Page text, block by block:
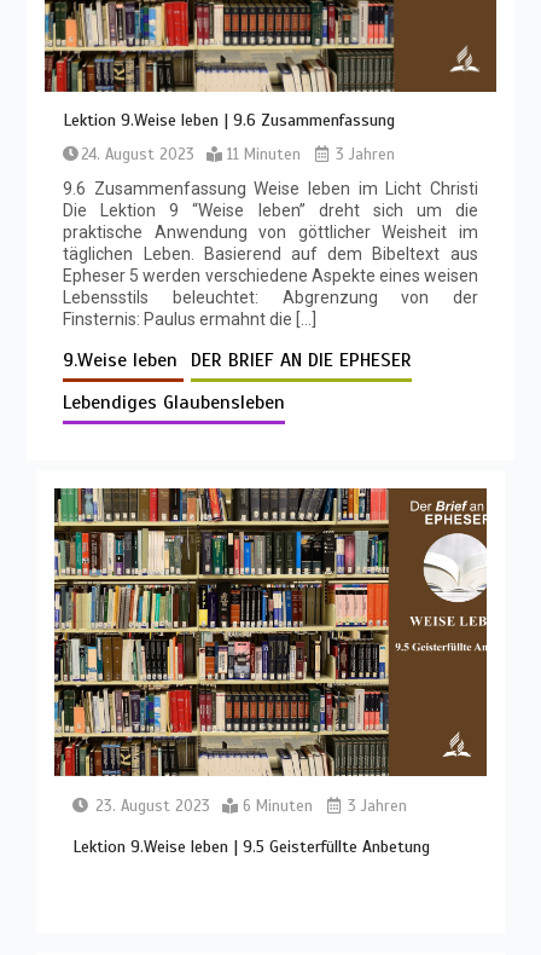
Lektion 9.Weise leben | 9.6 Zusammenfassung
24. August 2023 11 Minuten
3 Jahren
9.6 Zusammenfassung Weise leben im Licht Christi
Die Lektion 9 “Weise leben” dreht sich um die
praktische Anwendung von göttlicher Weisheit im
täglichen Leben. Basierend auf dem Bibeltext aus
Epheser 5 werden verschiedene Aspekte eines weisen
Lebensstils beleuchtet: Abgrenzung von der
Finsternis: Paulus ermahnt die […]
9.Weise leben
DER BRIEF AN DIE EPHESER
Lebendiges Glaubensleben
23. August 2023 6 Minuten 3 Jahren
Lektion 9.Weise leben | 9.5 Geisterfüllte Anbetung